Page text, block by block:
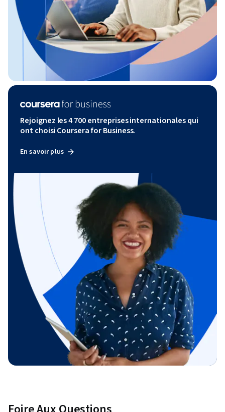
Rejoignez les 4 700 entreprises internationales qui
ont choisi Coursera for Business.
En savoir plus